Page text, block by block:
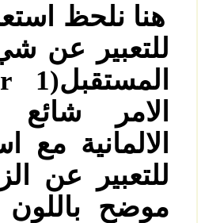
هنا نلحظ
للتعبير عن
المستقبل(1
الامر
الالمانية مع
للتعبير عن
موضح